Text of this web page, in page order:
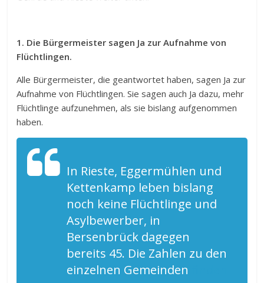
1. Die Bürgermeister sagen Ja zur Aufnahme von
Flüchtlingen.
Alle Bürgermeister, die geantwortet haben, sagen Ja zur
Aufnahme von Flüchtlingen. Sie sagen auch Ja dazu, mehr
Flüchtlinge aufzunehmen, als sie bislang aufgenommen
haben.
In Rieste, Eggermühlen und
Kettenkamp leben bislang
noch keine Flüchtlinge und
Asylbewerber, in
Bersenbrück dagegen
bereits 45. Die Zahlen zu den
einzelnen Gemeinden